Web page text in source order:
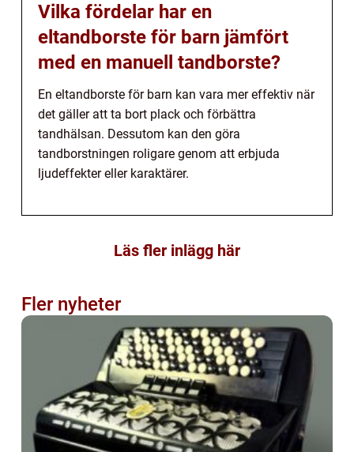
Vilka fördelar har en
eltandborste för barn jämfört
med en manuell tandborste?
En eltandborste för barn kan vara mer effektiv när
det gäller att ta bort plack och förbättra
tandhälsan. Dessutom kan den göra
tandborstningen roligare genom att erbjuda
ljudeffekter eller karaktärer.
Läs fler inlägg här
Fler nyheter